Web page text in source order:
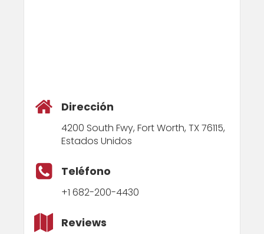
Dirección
4200 South Fwy, Fort Worth, TX 76115,
Estados Unidos
Teléfono
+1 682-200-4430
Reviews